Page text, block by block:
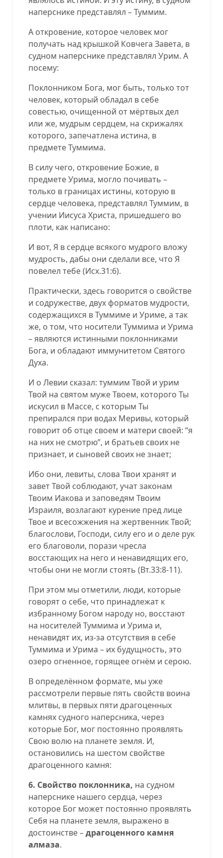
наперснике представлял – Туммим.
А откровение, которое человек мог
получать над крышкой Ковчега Завета, в
судном наперснике представлял Урим. А
посему:
Поклонником Бога, мог быть, только тот
человек, который обладал в себе
совестью, очищенной от мёртвых дел
или же, мудрым сердцем, на скрижалях
которого, запечатлена истина, в
предмете Туммима.
В силу чего, откровение Божие, в
предмете Урима, могло почивать –
только в границах истины, которую в
сердце человека, представлял Туммим, в
учении Иисуса Христа, пришедшего во
плоти, как написано:
И вот, Я в сердце всякого мудрого вложу
мудрость, дабы они сделали все, что Я
повелел тебе (Исх.31:6).
Практически, здесь говорится о свойстве
и содружестве, двух форматов мудрости,
содержащихся в Туммиме и Уриме, а так
же, о том, что носители Туммима и Урима
– являются истинными поклонниками
Бога, и обладают иммунитетом Святого
Духа.
И о Левии сказал: туммим Твой и урим
Твой на святом муже Твоем, которого Ты
искусил в Массе, с которым Ты
препирался при водах Меривы, который
говорит об отце своем и матери своей: “я
на них не смотрю”, и братьев своих не
признает, и сыновей своих не знает;
Ибо они, левиты, слова Твои хранят и
завет Твой соблюдают, учат законам
Твоим Иакова и заповедям Твоим
Израиля, возлагают курение пред лице
Твое и всесожжения на жертвенник Твой;
благослови, Господи, силу его и о деле рук
его благоволи, порази чресла
восстающих на него и ненавидящих его,
чтобы они не могли стоять (Вт.33:8-11).
При этом мы отметили, люди, которые
говорят о себе, что принадлежат к
избранному Богом народу но, восстают
на носителей Туммима и Урима и,
ненавидят их, из-за отсутствия в себе
Туммима и Урима – их будущность, это
озеро огненное, горящее огнём и серою.
В определённом формате, мы уже
рассмотрели первые пять свойств воина
млитвы, в первых пяти драгоценных
камнях судного наперсника, через
которые Бог, мог постоянно проявлять
Свою волю на планете земля. И,
остановились на шестом свойстве
драгоценного камня:
6. Свойство поклонника, на судном
наперснике нашего сердца, через
которое Бог может постоянно проявлять
Себя на планете земля, выражено в
достоинстве –драгоценного камня
алмаза.